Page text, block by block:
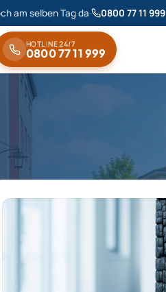
am selben Tag da· 0800 77 11 999
HOTLINE 24/7
0800 77 11 999